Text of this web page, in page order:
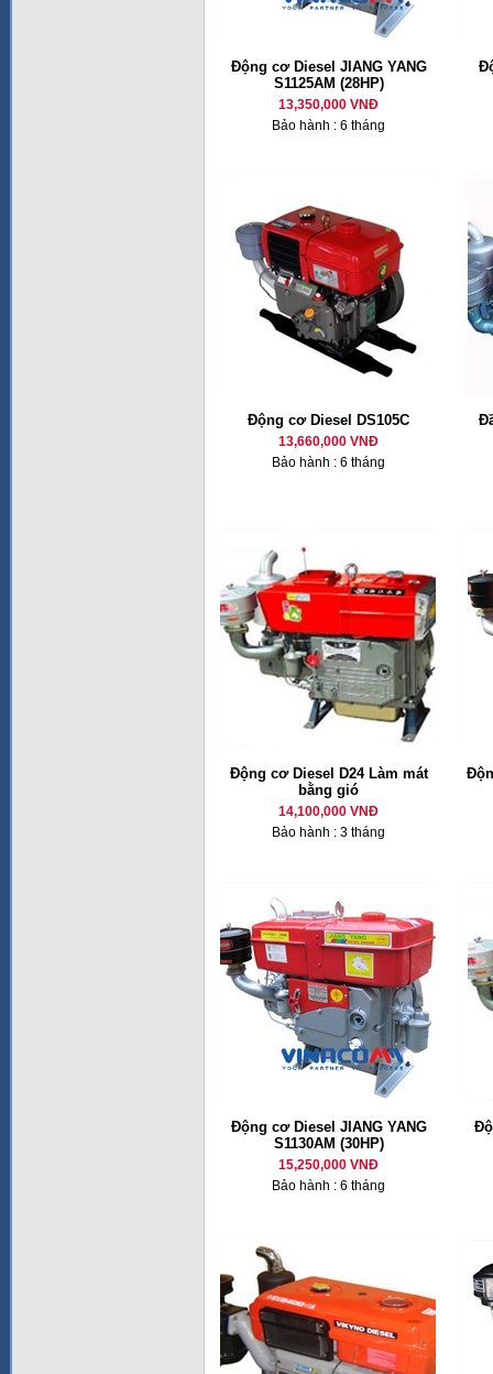
Động cơ Diesel JIANG YANG
S1125AM (28HP)
13,350,000 VNĐ
Bảo hành : 6 tháng
Động cơ Diesel DS105C
13,660,000 VNĐ
Bảo hành : 6 tháng
Động cơ Diesel D24 Làm mát
bằng gió
14,100,000 VNĐ
Bảo hành : 3 tháng
Động cơ Diesel JIANG YANG
S1130AM (30HP)
15,250,000 VNĐ
Bảo hành : 6 tháng